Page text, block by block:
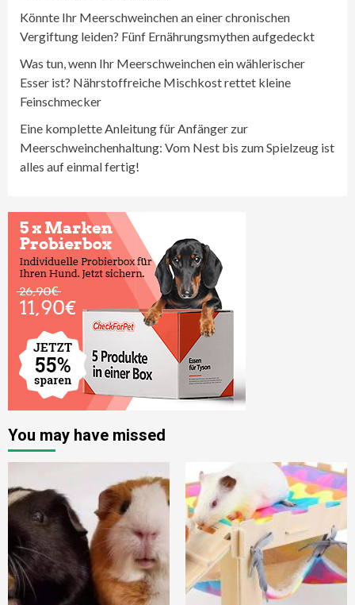
Könnte Ihr Meerschweinchen an einer chronischen
Vergiftung leiden? Fünf Ernährungsmythen aufgedeckt
Was tun, wenn Ihr Meerschweinchen ein wählerischer
Esser ist? Nährstoffreiche Mischkost rettet kleine
Feinschmecker
Eine komplette Anleitung für Anfänger zur
Meerschweinchenhaltung: Vom Nest bis zum Spielzeug ist
alles auf einmal fertig!
You may have missed